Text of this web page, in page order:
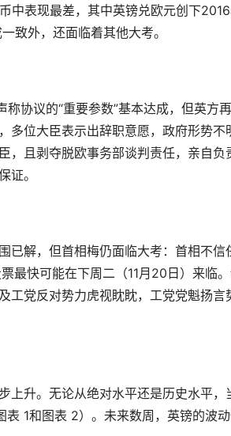
中表现最差，其中英镑兑欧元创下
致外，还面临着其他大考。
协议的“重要参数”基本达成，但英方
多位大臣表示出辞职意愿，政府形势
且剥夺脱欧事务部谈判责任，亲自负
证。
已解，但首相梅仍面临大考：首相不
最快可能在下周二（11月20日）来临
工党反对势力虎视眈眈，工党党魁扬
上升。无论从绝对水平还是历史水平
1和图表 2）。未来数周，英镑的波动